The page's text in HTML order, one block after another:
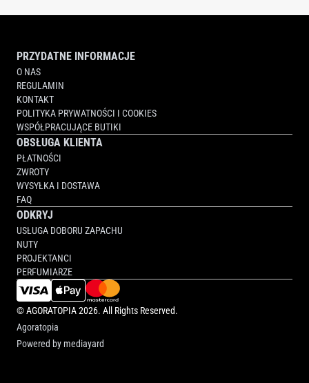
PRZYDATNE INFORMACJE
O NAS
REGULAMIN
KONTAKT
POLITYKA PRYWATNOŚCI I COOKIES
WSPÓŁPRACUJĄCE BUTIKI
OBSŁUGA KLIENTA
PŁATNOŚCI
ZWROTY
WYSYŁKA I DOSTAWA
FAQ
ODKRYJ
USŁUGA DOBORU ZAPACHU
NUTY
PROJEKTANCI
PERFUMIARZE
©AGORATOPIA2026. All Rights Reserved.
Agoratopia
Powered by mediayard